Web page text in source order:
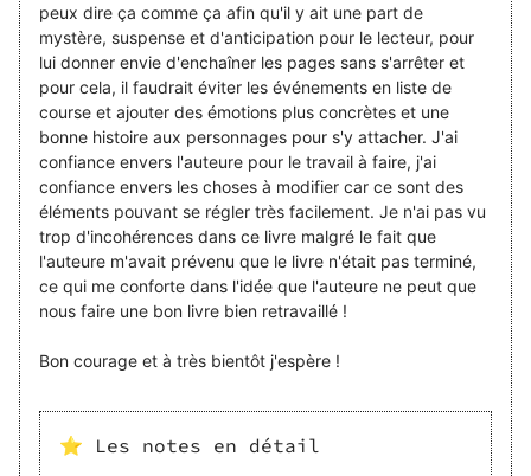
peux dire ça comme ça afin qu'il y ait une part de
mystère, suspense et d'anticipation pour le lecteur, pour
lui donner envie d'enchaîner les pages sans s'arrêter et
pour cela, il faudrait éviter les événements en liste de
course et ajouter des émotions plus concrètes et une
bonne histoire aux personnages pour s'y attacher. J'ai
confiance envers l'auteure pour le travail à faire, j'ai
confiance envers les choses à modifier car ce sont des
éléments pouvant se régler très facilement. Je n'ai pas vu
trop d'incohérences dans ce livre malgré le fait que
l'auteure m'avait prévenu que le livre n'était pas terminé,
ce qui me conforte dans l'idée que l'auteure ne peut que
nous faire une bon livre bien retravaillé !
Bon courage et à très bientôt j'espère !
⭐ Les notes en détail